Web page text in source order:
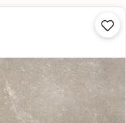

